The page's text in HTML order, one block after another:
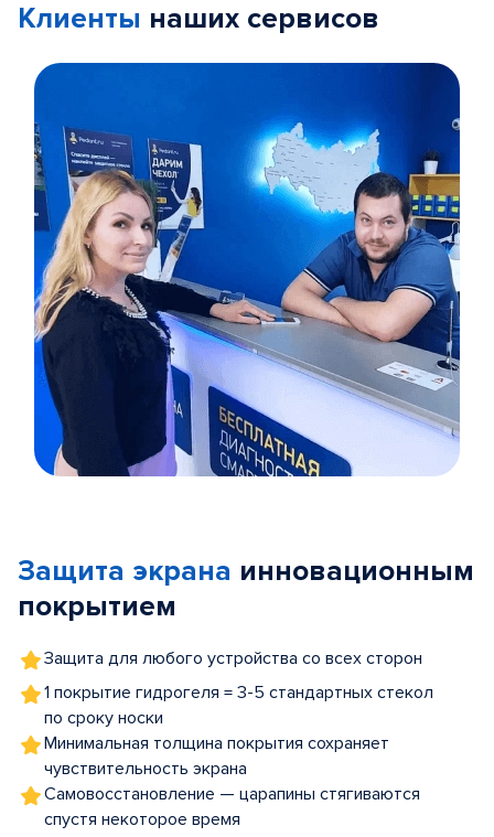
Клиенты наших сервисов
5
Защита экрана инновационным
покрытием
Защита для любого устройства со всех сторон
1 покрытие гидрогеля = 3-5 стандартных стекол
по сроку носки
Минимальная толщина покрытия сохраняет
чувствительность экрана
Самовосстановление — царапины стягиваются
спустя некоторое время